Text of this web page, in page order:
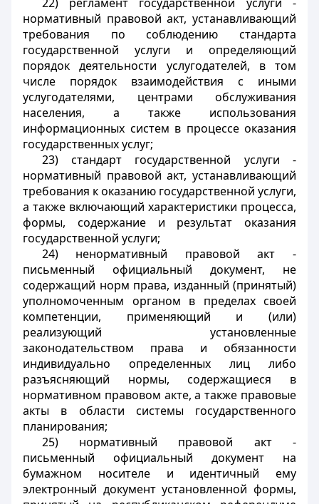
нормативный правовой акт, устанавливающий
требования по соблюдению стандарта
государственной услуги и определяющий
порядок деятельности услугодателей, в том
числе порядок взаимодействия с иными
услугодателями, центрами обслуживания
населения, а также использования
информационных систем в процессе оказания
государственных услуг;
23) стандарт государственной услуги -
нормативный правовой акт, устанавливающий
требования к оказанию государственной услуги,
а также включающий характеристики процесса,
формы, содержание и результат оказания
государственной услуги;
24) ненормативный правовой акт -
письменный официальный документ, не
содержащий норм права, изданный (принятый)
уполномоченным органом в пределах своей
компетенции, применяющий и (или)
реализующий установленные
законодательством права и обязанности
индивидуально определенных лиц либо
разъясняющий нормы, содержащиеся в
нормативном правовом акте, а также правовые
акты в области системы государственного
планирования;
25) нормативный правовой акт -
письменный официальный документ на
бумажном носителе и идентичный ему
электронный документ установленной формы,